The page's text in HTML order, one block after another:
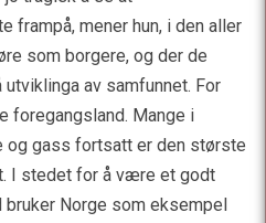
frampå, mener hun, i den aller
som borgere, og der de
av samfunnet. For
foregangsland. Mange i
og gass fortsatt er den største
I stedet for å være et godt
Norge som eksempel